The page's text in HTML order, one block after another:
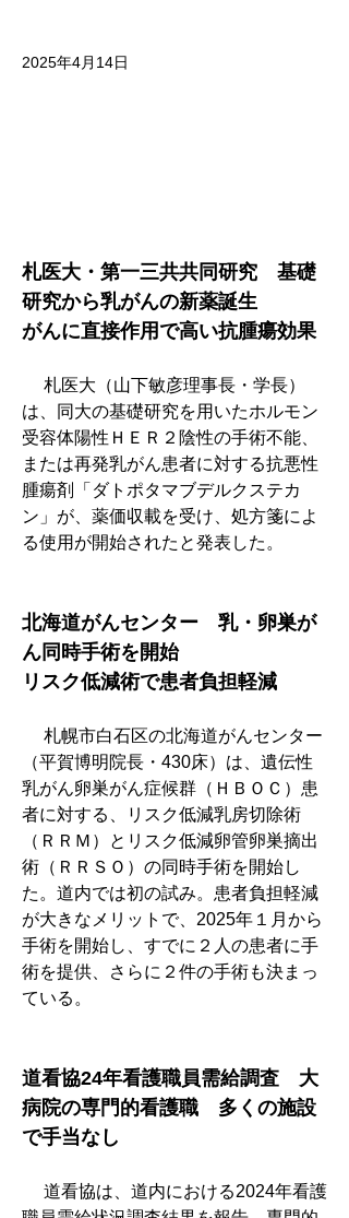
2025年4月14日
札医大・第一三共共同研究　基礎
研究から乳がんの新薬誕生
がんに直接作用で高い抗腫瘍効果
札医大（山下敏彦理事長・学長）
は、同大の基礎研究を用いたホルモン
受容体陽性ＨＥＲ２陰性の手術不能、
または再発乳がん患者に対する抗悪性
腫瘍剤「ダトポタマブデルクステカ
ン」が、薬価収載を受け、処方箋によ
る使用が開始されたと発表した。
北海道がんセンター　乳・卵巣が
ん同時手術を開始
リスク低減術で患者負担軽減
札幌市白石区の北海道がんセンター
（平賀博明院長・430床）は、遺伝性
乳がん卵巣がん症候群（ＨＢＯＣ）患
者に対する、リスク低減乳房切除術
（ＲＲＭ）とリスク低減卵管卵巣摘出
術（ＲＲＳＯ）の同時手術を開始し
た。道内では初の試み。患者負担軽減
が大きなメリットで、2025年１月から
手術を開始し、すでに２人の患者に手
術を提供、さらに２件の手術も決まっ
ている。
道看協24年看護職員需給調査　大
病院の専門的看護職　多くの施設
で手当なし
道看協は、道内における2024年看護